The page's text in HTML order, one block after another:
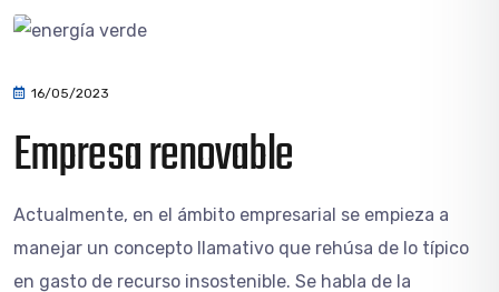
16/05/2023
Empresa renovable
Actualmente, en el ámbito empresarial se empieza a
manejar un concepto llamativo que rehúsa de lo típico
en gasto de recurso insostenible. Se habla de la